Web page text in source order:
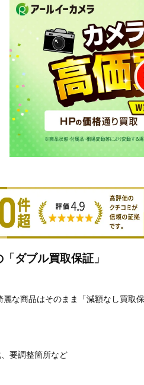
ダブル買取保証」
麗な商品はそのまま「減額なし買取
要調整箇所など